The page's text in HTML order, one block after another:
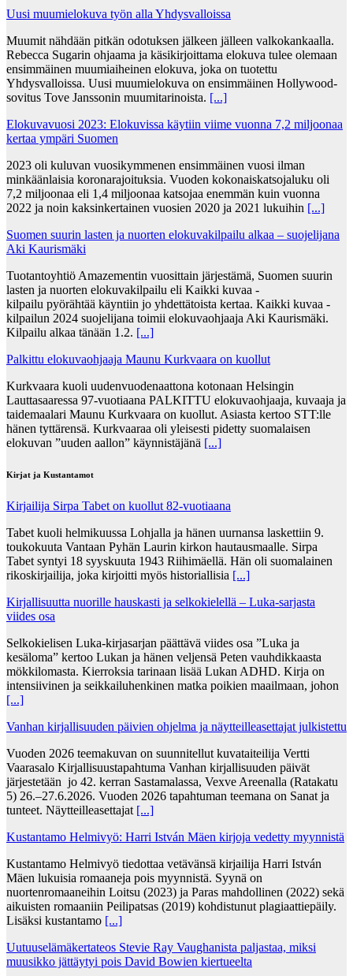
Uusi muumielokuva työn alla Yhdysvalloissa
Muumit nähdään pitkän odotuksen jälkeen jälleen valkokankaalla.
Rebecca Sugarin ohjaama ja käsikirjoittama elokuva tulee olemaan
ensimmäinen muumiaiheinen elokuva, joka on tuotettu
Yhdysvalloissa. Uusi muumielokuva on ensimmäinen Hollywood-
sovitus Tove Janssonin muumitarinoista. [...]
Elokuvavuosi 2023: Elokuvissa käytiin viime vuonna 7,2 miljoonaa
kertaa ympäri Suomen
2023 oli kuluvan vuosikymmenen ensimmäinen vuosi ilman
minkäänlaisia koronarajoituksia. Vuoden kokonaiskatsojaluku oli
7,2 miljoonaa eli 1,4 miljoonaa katsojaa enemmän kuin vuonna
2022 ja noin kaksinkertainen vuosien 2020 ja 2021 lukuihin [...]
Suomen suurin lasten ja nuorten elokuvakilpailu alkaa – suojelijana
Aki Kaurismäki
Tuotantoyhtiö Amazementin vuosittain järjestämä, Suomen suurin
lasten ja nuorten elokuvakilpailu eli Kaikki kuvaa -
kilpailu pyörähtää käyntiin jo yhdettätoista kertaa. Kaikki kuvaa -
kilpailun 2024 suojelijana toimii elokuvaohjaaja Aki Kaurismäki.
Kilpailu alkaa tänään 1.2. [...]
Palkittu elokuvaohjaaja Maunu Kurkvaara on kuollut
Kurkvaara kuoli uudenvuodenaattona kotonaan Helsingin
Lauttasaaressa 97-vuotiaana PALKITTU elokuvaohjaaja, kuvaaja ja
taidemaalari Maunu Kurkvaara on kuollut. Asiasta kertoo STT:lle
hänen tyttärensä. Kurkvaaraa oli yleisesti pidetty suomalaisen
elokuvan ”uuden aallon” käynnistäjänä [...]
Kirjat ja Kustantamot
Kirjailija Sirpa Tabet on kuollut 82-vuotiaana
Tabet kuoli helmikuussa Lohjalla ja hänen uurnansa laskettiin 9.
toukokuuta Vantaan Pyhän Laurin kirkon hautausmaalle. Sirpa
Tabet syntyi 18 syyskuuta 1943 Riihimäellä. Hän oli suomalainen
rikoskirjailija, joka kirjoitti myös historiallisia [...]
Kirjallisuutta nuorille hauskasti ja selkokielellä – Luka-sarjasta
viides osa
Selkokielisen Luka-kirjasarjan päättävä viides osa ”Luka ja
kesäloma” kertoo Lukan ja hänen veljensä Peten vauhdikkaasta
mökkilomasta. Kierroksia tarinaan lisää Lukan ADHD. Kirja on
intensiivinen ja seikkailuhenkinen matka poikien maailmaan, johon
[...]
Vanhan kirjallisuuden päivien ohjelma ja näytteilleasettajat julkistettu
Vuoden 2026 teemakuvan on suunnitellut kuvataiteilija Vertti
Vaarasalo Kirjallisuustapahtuma Vanhan kirjallisuuden päivät
järjestetään jo 42. kerran Sastamalassa, Vexve Areenalla (Ratakatu
5) 26.–27.6.2026. Vuoden 2026 tapahtuman teemana on Sanat ja
tunteet. Näytteilleasettajat [...]
Kustantamo Helmivyö: Harri István Mäen kirjoja vedetty myynnistä
Kustantamo Helmivyö tiedottaa vetävänsä kirjailija Harri István
Mäen lukuisia romaaneja pois myynnistä. Syynä on
nuortenromaaneihin Loitsu (2023) ja Paras mahdollinen (2022) sekä
aikuisten romaaniin Peilipatsas (2019) kohdistunut plagiaattiepäily.
Lisäksi kustantamo [...]
Uutuuselämäkertateos Stevie Ray Vaughanista paljastaa, miksi
muusikko jättäytyi pois David Bowien kiertueelta